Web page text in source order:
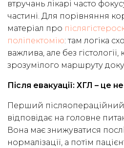
втручань лікарі часто
частині. Для порівняння
матеріал про
поліпектомію: там логіка
важлива, але без
зрозумілого маршруту
Після евакуації: ХГЛ – це
Перший післяопераційний
відповідає на головне
Вона має знижуватися
нормалізації, а потім